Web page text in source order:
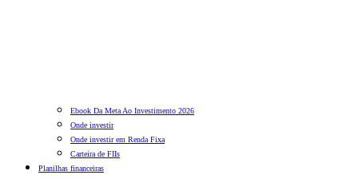
Ebook Da Meta Ao Investimento 2026
Onde investir
Onde investir em Renda Fixa
Carteira de FIIs
Planilhas financeiras